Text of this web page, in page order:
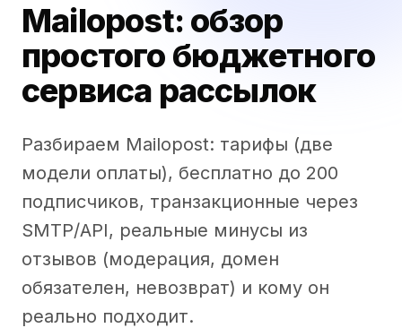
Mailopost: обзор
простого бюджетного
сервиса рассылок
Разбираем Mailopost: тарифы (две
модели оплаты), бесплатно до 200
подписчиков, транзакционные через
SMTP/API, реальные минусы из
отзывов (модерация, домен
обязателен, невозврат) и кому он
реально подходит.